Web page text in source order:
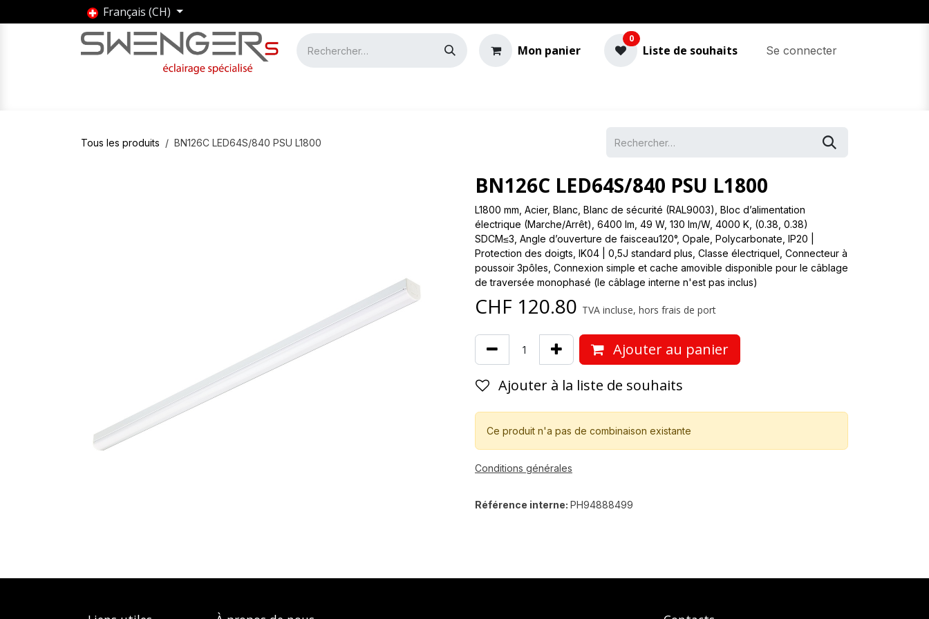
Se rendre au contenu
Français (CH)
Mon panier
0
Liste de souhaits Se connecter
Tous les produits BN126C LED64S/840 PSU L1800
BN126C LED64S/840 PSU L1800
L1800 mm, Acier, Blanc, Blanc de sécurité (RAL9003), Bloc d’alimentation
électrique (Marche/Arrêt), 6400 lm, 49 W, 130 lm/W, 4000 K, (0.38, 0.38)
SDCM≤3, Angle d’ouverture de faisceau120°, Opale, Polycarbonate, IP20 |
Protection des doigts, IK04 | 0,5J standard plus, Classe électriqueI, Connecteur à
poussoir 3pôles, Connexion simple et cache amovible disponible pour le câblage
de traversée monophasé (le câblage interne n'est pas inclus)
CHF 120.80 TVA incluse, hors frais de port
Ajouter au panier
Ajouter à la liste de souhaits
Ce produit n'a pas de combinaison existante
Conditions générales
Référence interne: PH94888499